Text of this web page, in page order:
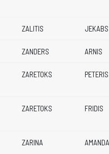
ZALITIS JEKABS
ZANDERS ARNIS
ZARETOKS PETERIS
ZARETOKS FRIDIS
ZARINA